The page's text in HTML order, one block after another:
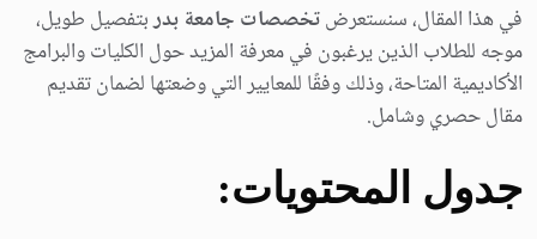
في هذا المقال، سنستعرضتخصصات جامعة بدربتفصيل طويل،
موجه للطلاب الذين يرغبون في معرفة المزيد حول الكليات والبرامج
الأكاديمية المتاحة، وذلك وفقًا للمعايير التي وضعتها لضمان تقديم
مقال حصري وشامل.
جدول المحتويات: